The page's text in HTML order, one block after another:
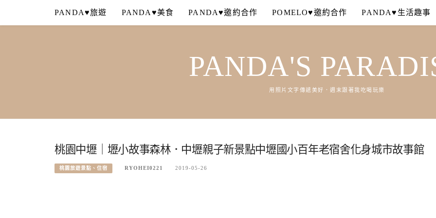
content
PANDA♥旅遊 PANDA♥美食 PANDA♥邀約合作 POMELO♥邀約合作 PANDA♥生活趣事
PANDA'S
用照片文字傳遞美好．週末跟著我吃喝玩樂
桃園中壢｜壢小故事森林．中壢親子新景點中壢國小百年老宿舍化身城市故事館
桃園旅遊景點、住宿 RYOHEI0221 2019-05-26